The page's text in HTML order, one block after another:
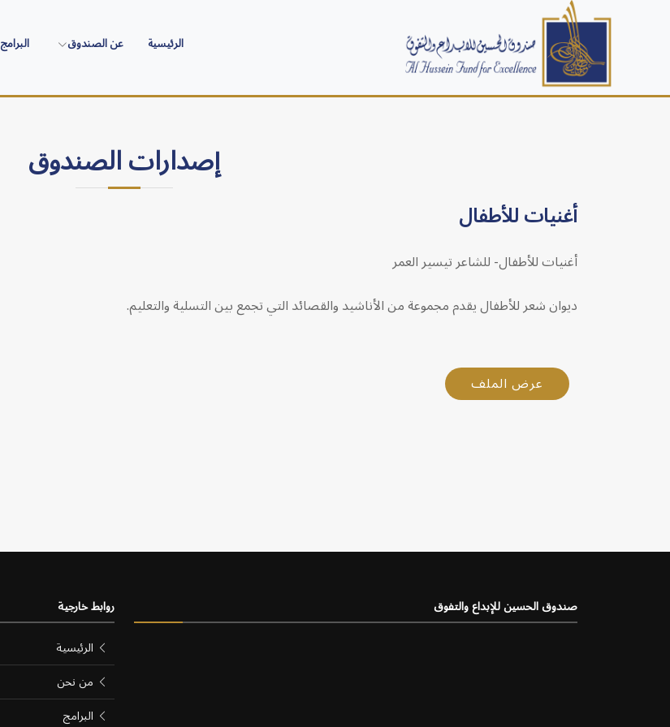
الرئيسية عن الصندوق البرامج
إصدارات الصندوق
أغنيات للأطفال
أغنيات للأطفال- للشاعر تيسير العمر
ديوان شعر للأطفال يقدم مجموعة من الأناشيد والقصائد التي تجمع بين التسلية والتعليم.
عرض الملف
صندوق الحسين للإبداع والتفوق
روابط خارجية
الرئيسية
من نحن
البرامج